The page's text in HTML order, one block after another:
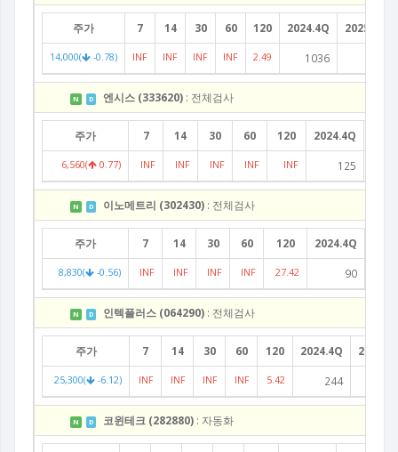
주가 7 14 30 60 120 2024.4Q 2025.1Q
14,000( -0.78) INF INF INF INF 2.49 1036
N D 엔시스 (333620) : 전체검사
주가 7 14 30 60 120 2024.4Q
6,560( 0.77) INF INF INF INF INF 125
N D 이노메트리 (302430) : 전체검사
주가 7 14 30 60 120 2024.4Q
8,830( -0.56) INF INF INF INF 27.42 90
N D 인텍플러스 (064290) : 전체검사
주가 7 14 30 60 120 2024.4Q
25,300( -6.12) INF INF INF INF 5.42 244
N D 코윈테크 (282880) : 자동화